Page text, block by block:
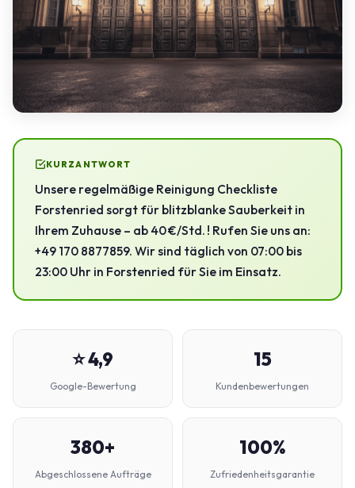
KURZANTWORT
Unsere regelmäßige Reinigung Checkliste
Forstenried sorgt für blitzblanke Sauberkeit in
Ihrem Zuhause – ab 40 €/Std. ! Rufen Sie uns an:
+49 170 8877859. Wir sind täglich von 07:00 bis
23:00 Uhr in Forstenried für Sie im Einsatz.
⭐ 4,9
Google-Bewertung
15
Kundenbewertungen
380+
Abgeschlossene Aufträge
100%
Zufriedenheitsgarantie